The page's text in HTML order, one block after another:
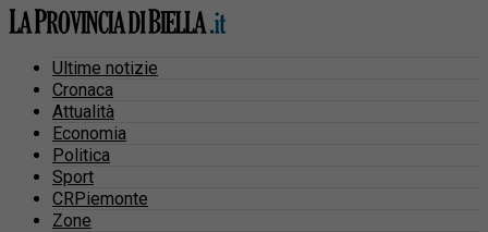
Ultime notizie
Cronaca
Attualità
Economia
Politica
Sport
CRPiemonte
Zone